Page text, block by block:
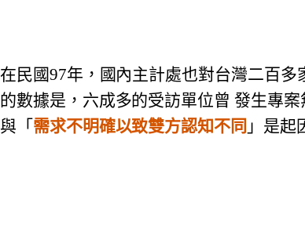
在民國97年， 國內主計處也對台灣二百多
的數據是，六成多的受訪單位曾 發生專案
與「 需求不明確以致雙方認知不同 」是起